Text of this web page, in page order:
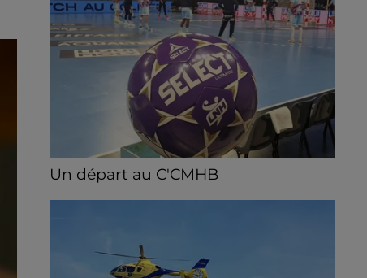
Un départ au C'CMHB